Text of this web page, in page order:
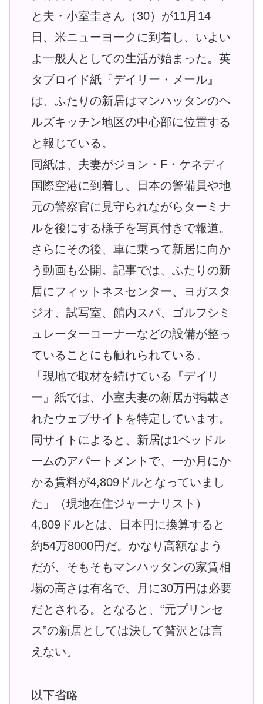
と夫・小室圭さん（30）が11月14
日、米ニューヨークに到着し、いよい
よ一般人としての生活が始まった。英
タブロイド紙『デイリー・メール』
は、ふたりの新居はマンハッタンのヘ
ルズキッチン地区の中心部に位置する
と報じている。
同紙は、夫妻がジョン・F・ケネディ
国際空港に到着し、日本の警備員や地
元の警察官に見守られながらターミナ
ルを後にする様子を写真付きで報道。
さらにその後、車に乗って新居に向か
う動画も公開。記事では、ふたりの新
居にフィットネスセンター、ヨガスタ
ジオ、試写室、館内スパ、ゴルフシミ
ュレーターコーナーなどの設備が整っ
ていることにも触れられている。
「現地で取材を続けている『デイリ
ー』紙では、小室夫妻の新居が掲載さ
れたウェブサイトを特定しています。
同サイトによると、新居は1ベッドル
ームのアパートメントで、一か月にか
かる賃料が4,809ドルとなっていまし
た」（現地在住ジャーナリスト）
4,809ドルとは、日本円に換算すると
約54万8000円だ。かなり高額なよう
だが、そもそもマンハッタンの家賃相
場の高さは有名で、月に30万円は必要
だとされる。となると、“元プリンセ
ス”の新居としては決して贅沢とは言
えない。
以下省略